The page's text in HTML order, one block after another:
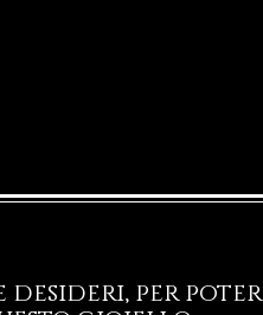
desideri, per poter